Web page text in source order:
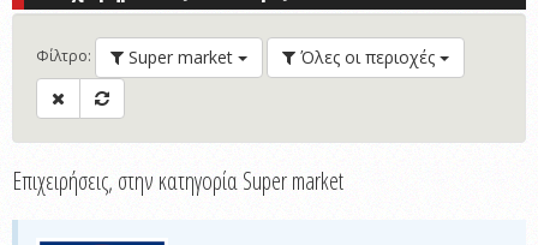
Φίλτρο: Super market Όλες οι περιοχές
Επιχειρήσεις, στην κατηγορία Super market